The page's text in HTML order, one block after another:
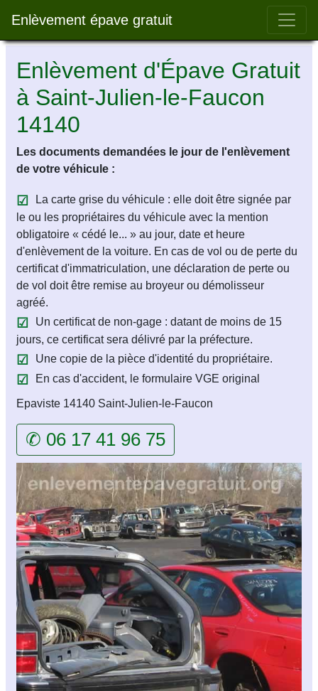
Enlèvement épave gratuit Bar
Enlèvement d'Épave Gratuit
à Saint-Julien-le-Faucon
14140
Les documents demandées le jour de l'enlèvement
de votre véhicule :
La carte grise du véhicule : elle doit être signée par
le ou les propriétaires du véhicule avec la mention
obligatoire « cédé le... » au jour, date et heure
d'enlèvement de la voiture. En cas de vol ou de perte du
certificat d'immatriculation, une déclaration de perte ou
de vol doit être remise au broyeur ou démolisseur
agréé.
Un certificat de non-gage : datant de moins de 15
jours, ce certificat sera délivré par la préfecture.
Une copie de la pièce d'identité du propriétaire.
En cas d'accident, le formulaire VGE original
Epaviste 14140 Saint-Julien-le-Faucon
✆ 06 17 41 96 75